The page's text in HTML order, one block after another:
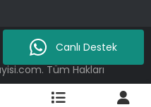
Tüm Hakları
Canlı Destek